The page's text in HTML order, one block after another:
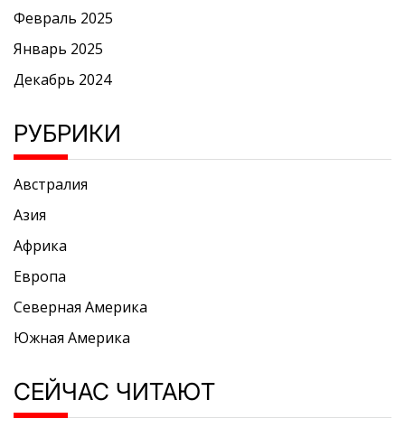
Февраль 2025
Январь 2025
Декабрь 2024
РУБРИКИ
Австралия
Азия
Африка
Европа
Северная Америка
Южная Америка
СЕЙЧАС ЧИТАЮТ